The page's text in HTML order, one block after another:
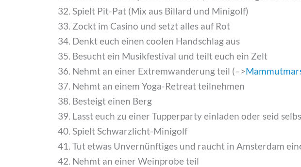
Spielt Pit-Pat (Mix aus Billard und Minigolf)
Zockt im Casino und setzt alles auf Rot
Denkt euch einen coolen Handschlag aus
Besucht ein Musikfestival und teilt euch ein Zelt
Nehmt an einer Extremwanderung teil (–>
Nehmt an einem Yoga-Retreat teilnehmen
Besteigt einen Berg
Lasst euch zu einer Tupperparty einladen oder seid
Spielt Schwarzlicht-Minigolf
Tut etwas Unvernünftiges und raucht in Amsterdam
Nehmt an einer Weinprobe teil